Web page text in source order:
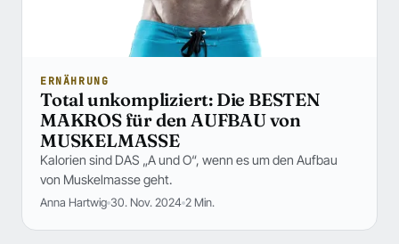
ERNÄHRUNG
Total unkompliziert: Die BESTEN
MAKROS für den AUFBAU von
MUSKELMASSE
Kalorien sind DAS „A und O“, wenn es um den Aufbau
von Muskelmasse geht.
Anna Hartwig 30. Nov. 2024 2 Min.